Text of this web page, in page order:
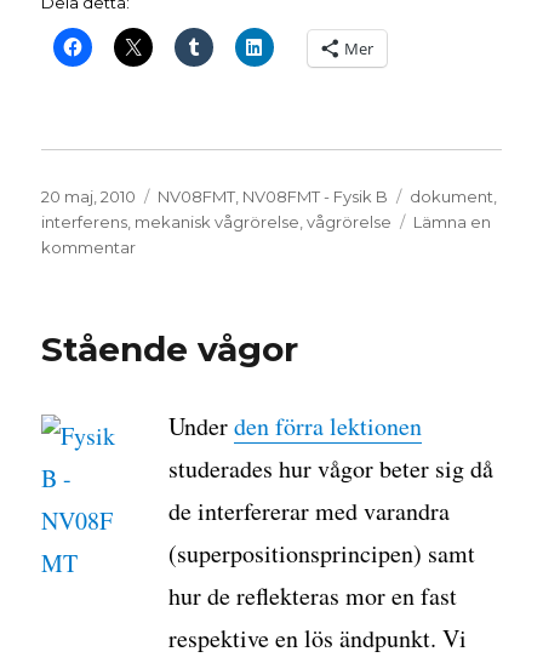
Mer
Publicerat
den
20 maj, 2010 Kategorier
NV08FMT, NV08FMT - Fysik B Etiketter
dokument,
interferens, mekanisk vågrörelse,vågrörelse
Lämna en
kommentartill
Stående vågor
Underden förra lektionen
studerades hur vågor beter sig då
de interfererar med varandra
(superpositionsprincipen) samt
hur de reflekteras mor en fast
respektive en lös ändpunkt. Vi